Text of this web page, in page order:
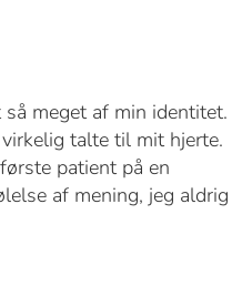
meget af min identitet.
talte til mit hjerte.
patient på en
af mening, jeg aldrig